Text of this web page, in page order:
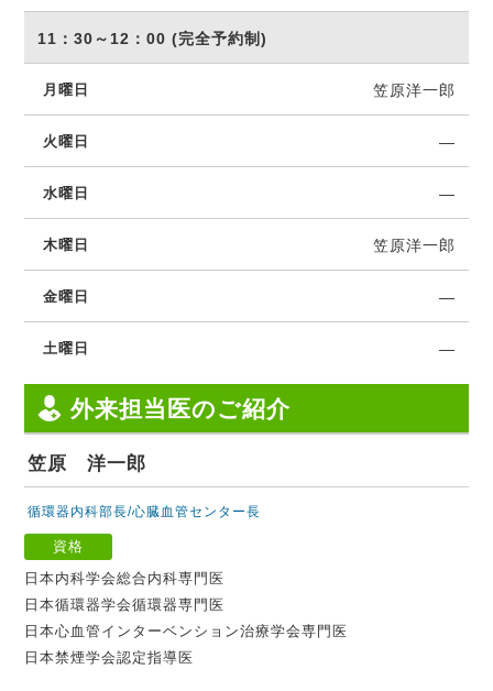
11：30～12：00 (完全予約制)
笠原洋一郎
―
―
笠原洋一郎
―
―
外来担当医のご紹介
笠原 洋一郎
循環器内科部長/心臓血管センター長
資格
日本内科学会総合内科専門医
日本循環器学会循環器専門医
日本心血管インターベンション治療学会専門医
日本禁煙学会認定指導医